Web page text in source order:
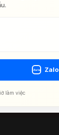
Zalo Zalo
làm việc